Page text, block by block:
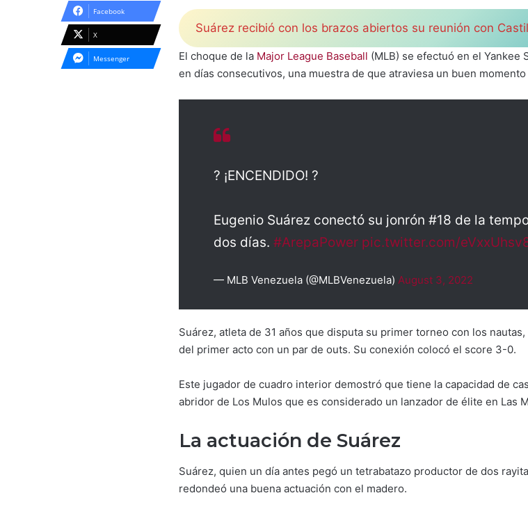
Suárez recibió con los brazos abiertos su reunión con
El choque de la Major League Baseball (MLB) se efectuó en el
en días consecutivos, una muestra de que atraviesa un buen
? ¡ENCENDIDO! ?
Eugenio Suárez conectó su jonrón #18 de la
dos días. #ArepaPower pic.twitter.com/
— MLB Venezuela (@MLBVenezuela) August 3, 2022
Suárez, atleta de 31 años que disputa su primer torneo con los
del primer acto con un par de outs. Su conexión colocó el score 3-0.
Este jugador de cuadro interior demostró que tiene la capacidad de
abridor de Los Mulos que es considerado un lanzador de élite en Las
La actuación de Suárez
Suárez, quien un día antes pegó un tetrabatazo productor de dos
redondeó una buena actuación con el madero.
Facebook
X
Messenger